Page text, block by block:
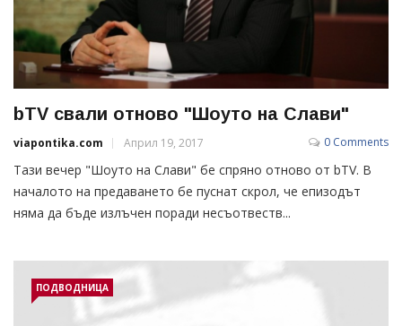
bTV свали отново "Шоуто на Слави"
viapontika.com Април 19, 2017 0 Comments
Тази вечер "Шоуто на Слави" бе спряно отново от bTV. В
началото на предаването бе пуснат скрол, че епизодът
няма да бъде излъчен поради несъотвеств...
ПОДВОДНИЦА